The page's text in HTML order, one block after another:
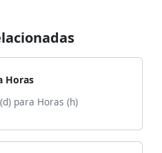
Horas
para Horas (h)